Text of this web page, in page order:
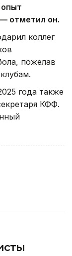
отметил он.
коллег
пожелав
года также
КФФ.